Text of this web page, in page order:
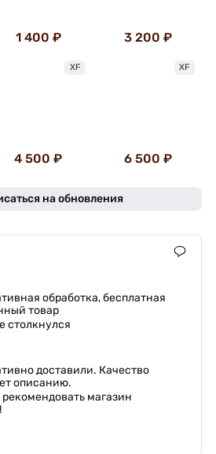
1 400 ₽ 3 200 ₽
XF
4 500 ₽
XF
6 500 ₽
на обновления
обработка, бесплатная
товар
столкнулся
доставили. Качество
описанию.
рекомендовать магазин